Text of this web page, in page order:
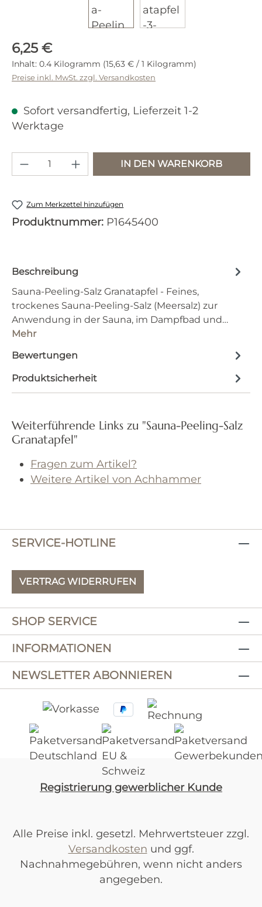
Regulärer Preis:
6,25 €
Inhalt: 0.4 Kilogramm (15,63 € / 1 Kilogramm)
Preise inkl. MwSt. zzgl. Versandkosten
Sofort versandfertig, Lieferzeit 1-2
Werktage
Produkt Anzahl: Gib den
IN DEN WARENKORB
Zum Merkzettel hinzufügen
Produktnummer: P1645400
Beschreibung
Sauna-Peeling-Salz Granatapfel - Feines,
trockenes Sauna-Peeling-Salz (Meersalz) zur
Anwendung in der Sauna, im Dampfbad und…
Mehr
Bewertungen
Produktsicherheit
Weiterführende Links zu "Sauna-Peeling-Salz
Granatapfel"
Fragen zum Artikel?
Weitere Artikel von Achhammer
SERVICE-HOTLINE
VERTRAG WIDERRUFEN
SHOP SERVICE
INFORMATIONEN
NEWSLETTER ABONNIEREN
Registrierung gewerblicher Kunde
Alle Preise inkl. gesetzl. Mehrwertsteuer zzgl.
Versandkosten und ggf.
Nachnahmegebühren, wenn nicht anders
angegeben.